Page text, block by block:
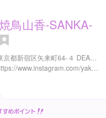
鳥山香-SANKA-
東京都新宿区矢来町64-４ DEAR神楽坂 2階
https://www.instagram.com/yakitori_sanka/